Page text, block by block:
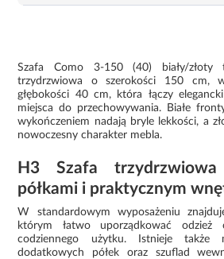
Szafa Como 3-150 (40) biały/złoty
trzydrzwiowa o szerokości 150 cm,
głębokości 40 cm, która łączy
miejsca do przechowywania. Białe
wykończeniem nadają bryle lekkości, a
nowoczesny charakter mebla.
H3 Szafa
półkami i praktycznym
W standardowym wyposażeniu
którym łatwo uporządkować odzież
codziennego użytku. Istnieje także
dodatkowych półek oraz szuflad